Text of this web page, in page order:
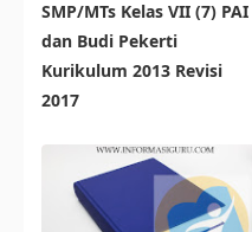
SMP/MTs Kelas VII (7) PAI
dan Budi Pekerti
Kurikulum 2013 Revisi
2017